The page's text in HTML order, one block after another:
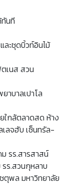
นที
ละชุดบิ้วท์อินไม้
เนส สวน
าบาลเปาโล
ใกล้ตลาดสด ห้าง
ลจฮับ เซ็นทรัล-
รร.สารสาสน์
ร.สวนกุหลาบ
ตุพล มหาวิทยาลัย